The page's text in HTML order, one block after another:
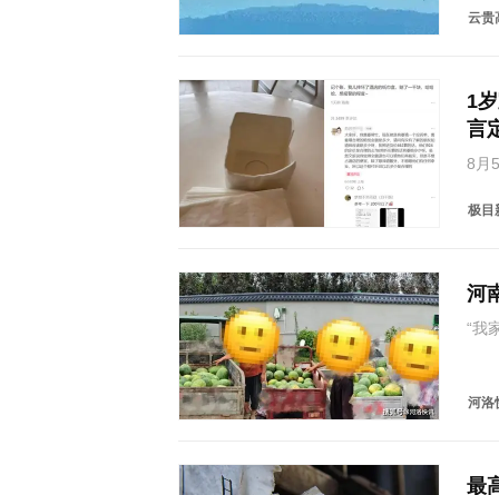
举
云贵
1
言
8月
发
极目
河
“我
陈
河洛
最